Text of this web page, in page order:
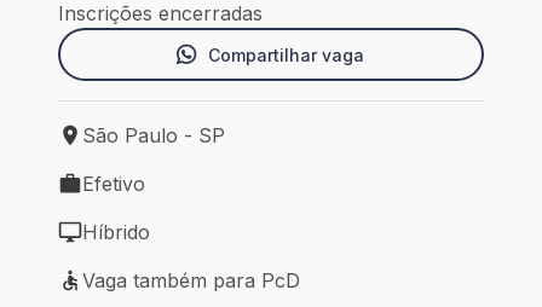
Inscrições encerradas
Compartilhar vaga
Local de trabalho: São Paulo - SP
São Paulo - SP
Tipo de vaga: Efetivo
Efetivo
Modelo de trabalho: Híbrido
Híbrido
Vaga também para PcD
Vaga também para PcD